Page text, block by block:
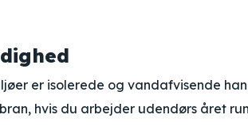
er isolerede og vandafvisende
hvis du arbejder udendørs året